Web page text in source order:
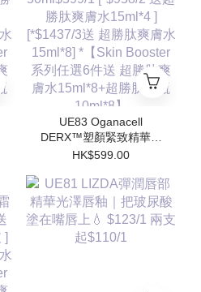
UE83 Oganacell
DERX™塑顏緊致精華霜
50ml$599/1 [*$958/2 送
[*$1437/3送 超勝肽爽膚
水15ml*8] *【Skin
Booster 系列任選6件送
超勝肽爽膚水15ml*8+超
勝肽安瓶10ml*8】
HK$599.00